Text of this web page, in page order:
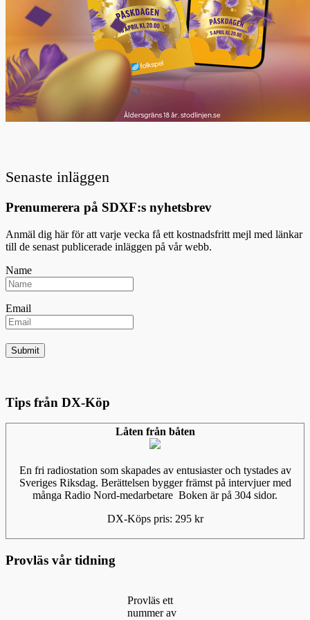
Senaste inläggen
Prenumerera på SDXF:s nyhetsbrev
Anmäl dig här för att varje vecka få ett kostnadsfritt mejl med länkar
till de senast publicerade inläggen på vår webb.
Name
Email
Tips från DX-Köp
Låten från båten
En fri radiostation som skapades av entusiaster och tystades av
Sveriges Riksdag. Berättelsen bygger främst på intervjuer med
många Radio Nord-medarbetare Boken är på 304 sidor.
DX-Köps pris: 295 kr
Provläs vår tidning
Provläs ett
nummer av